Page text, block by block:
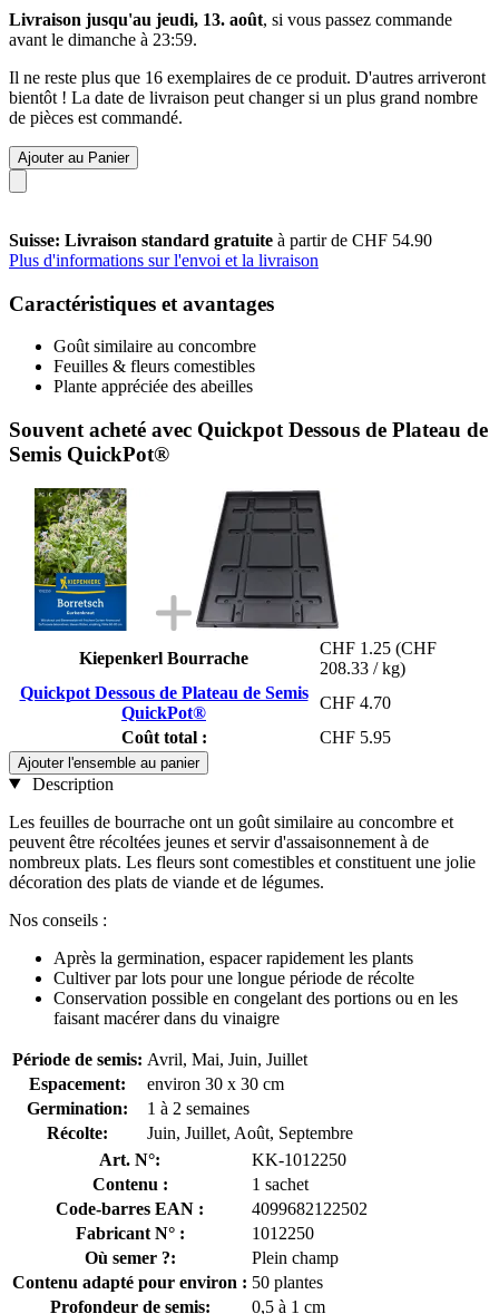
Livraison jusqu'au jeudi, 13. août, si vous passez commande
avant le dimanche à 23:59.
Il ne reste plus que 16 exemplaires de ce produit. D'autres arriveront
bientôt ! La date de livraison peut changer si un plus grand nombre
de pièces est commandé.
Ajouter au Panier
Suisse: Livraison standard gratuite à partir de CHF 54.90
Plus d'informations sur l'envoi et la livraison
Caractéristiques et avantages
Goût similaire au concombre
Feuilles & fleurs comestibles
Plante appréciée des abeilles
Souvent acheté avec Quickpot Dessous de Plateau de
Semis QuickPot®
Kiepenkerl Bourrache
CHF 1.25 (CHF
208.33 / kg)
Quickpot Dessous de Plateau de Semis
QuickPot®
CHF 4.70
Coût total :
CHF 5.95
Ajouter l'ensemble au panier
Description
Les feuilles de bourrache ont un goût similaire au concombre et
peuvent être récoltées jeunes et servir d'assaisonnement à de
nombreux plats. Les fleurs sont comestibles et constituent une jolie
décoration des plats de viande et de légumes.
Nos conseils :
Après la germination, espacer rapidement les plants
Cultiver par lots pour une longue période de récolte
Conservation possible en congelant des portions ou en les
faisant macérer dans du vinaigre
Période de semis: Avril, Mai, Juin, Juillet
Espacement:
environ 30 x 30 cm
Germination:
1 à 2 semaines
Récolte:
Juin, Juillet, Août, Septembre
Art. N°:
KK-1012250
Contenu :
1 sachet
Code-barres EAN :
4099682122502
Fabricant N° :
1012250
Où semer ?:
Plein champ
Contenu adapté pour environ : 50 plantes
Profondeur de semis:
0,5 à 1 cm